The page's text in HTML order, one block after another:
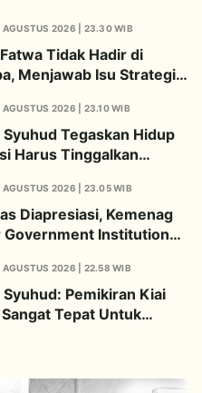
AGUSTUS 2026 | 23.30 WIB
Tidak Hadir di
Menjawab Isu Strategis
AGUSTUS 2026 | 23.10 WIB
Tegaskan Hidup
Harus Tinggalkan
AGUSTUS 2026 | 23.05 WIB
Diapresiasi, Kemenag
Government Institutions
AGUSTUS 2026 | 22.58 WIB
Pemikiran Kiai
Tepat Untuk